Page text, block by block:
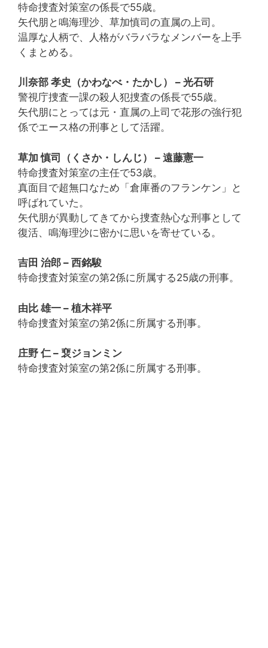
特命捜査対策室の係長で55歳。
矢代朋と鳴海理沙、草加慎司の直属の上司。
温厚な人柄で、人格がバラバラなメンバーを上手
くまとめる。
川奈部 孝史（かわなべ・たかし） – 光石研
警視庁捜査一課の殺人犯捜査の係長で55歳。
矢代朋にとっては元・直属の上司で花形の強行犯
係でエース格の刑事として活躍。
草加 慎司（くさか・しんじ） – 遠藤憲一
特命捜査対策室の主任で53歳。
真面目で超無口なため「倉庫番のフランケン」と
呼ばれていた。
矢代朋が異動してきてから捜査熱心な刑事として
復活、鳴海理沙に密かに思いを寄せている。
吉田 治郎 – 西銘駿
特命捜査対策室の第2係に所属する25歳の刑事。
由比 雄一 – 植木祥平
特命捜査対策室の第2係に所属する刑事。
庄野 仁 – 裵ジョンミン
特命捜査対策室の第2係に所属する刑事。